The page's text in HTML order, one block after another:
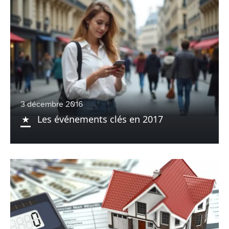
3 décembre 2016
Les événements clés en 2017